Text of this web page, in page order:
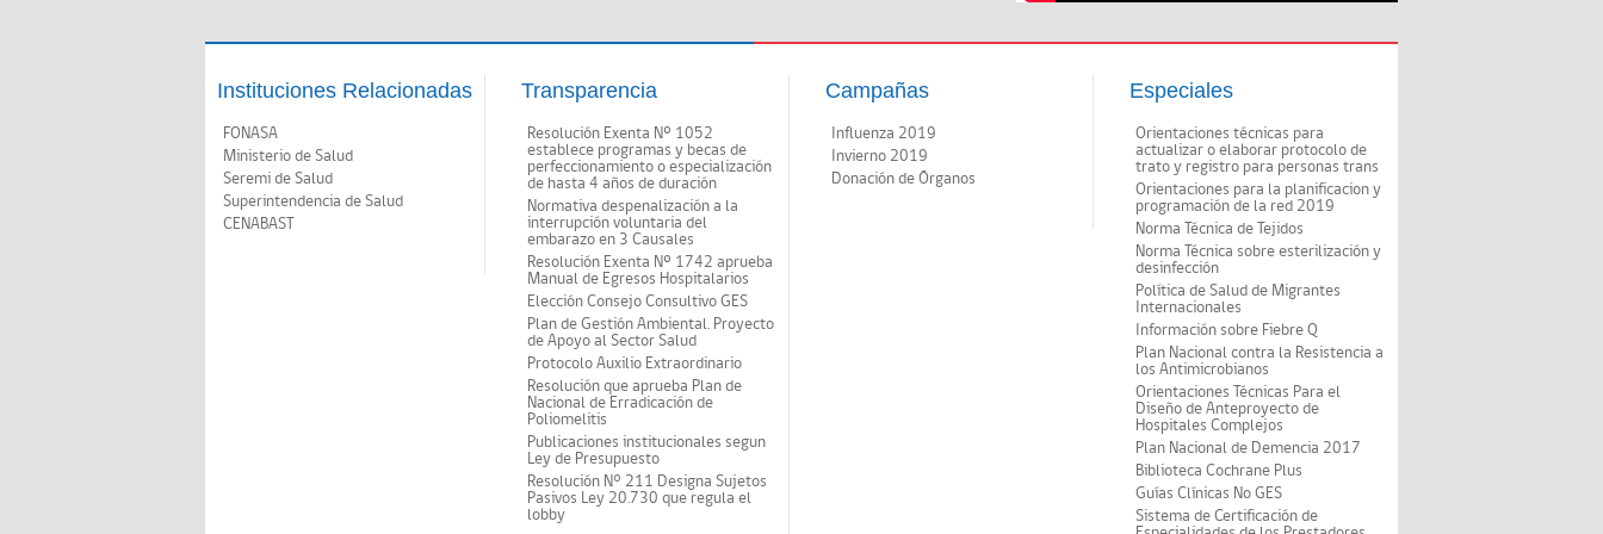
Instituciones Relacionadas
FONASA
Ministerio de Salud
Seremi de Salud
Superintendencia de Salud
CENABAST
Transparencia
Resolución Exenta Nº 1052
establece programas y becas de
perfeccionamiento o especialización
de hasta 4 años de duración
Normativa despenalización a la
interrupción voluntaria del
embarazo en 3 Causales
Resolución Exenta Nº 1742 aprueba
Manual de Egresos Hospitalarios
Elección Consejo Consultivo GES
Plan de Gestión Ambiental. Proyecto
de Apoyo al Sector Salud
Protocolo Auxilio Extraordinario
Resolución que aprueba Plan de
Nacional de Erradicación de
Poliomelitis
Publicaciones institucionales segun
Ley de Presupuesto
Resolución N° 211 Designa Sujetos
Pasivos Ley 20.730 que regula el
lobby
Campañas
Influenza 2019
Invierno 2019
Donación de Órganos
Especiales
Orientaciones técnicas para
actualizar o elaborar protocolo de
trato y registro para personas trans
Orientaciones para la planificacion y
programación de la red 2019
Norma Técnica de Tejidos
Norma Técnica sobre esterilización y
desinfección
Política de Salud de Migrantes
Internacionales
Información sobre Fiebre Q
Plan Nacional contra la Resistencia a
los Antimicrobianos
Orientaciones Técnicas Para el
Diseño de Anteproyecto de
Hospitales Complejos
Plan Nacional de Demencia 2017
Biblioteca Cochrane Plus
Guías Clínicas No GES
Sistema de Certificación de